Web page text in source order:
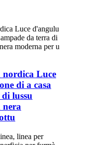
Luce
di a casa
lussu
nera
linea per